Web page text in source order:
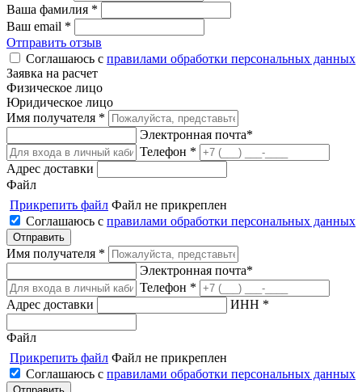
Ваша фамилия *
Ваш email *
Отправить отзыв
Соглашаюсь с правилами обработки персональных данных
Заявка на расчет
Физическое лицо
Юридическое лицо
Имя получателя *
Электронная почта*
Телефон *
Адрес доставки
Файл
Прикрепить файл Файл не прикреплен
Соглашаюсь с правилами обработки персональных данных
Имя получателя *
Электронная почта*
Телефон *
Адрес доставки
ИНН *
Файл
Прикрепить файл Файл не прикреплен
Соглашаюсь с правилами обработки персональных данных